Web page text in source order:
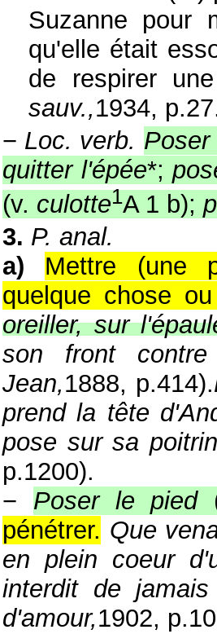
Suzanne pour
qu'elle était
de respirer
sauv.,1934,
− Loc. verb. Poser
quitter l'épée*;
(v. culotte1A 1 b);
3. P. anal.
a)
Mettre (une
quelque chose
oreiller, sur
son front
Jean,1888, p.414).
prend la tête
pose sur sa
p.1200).
− Poser le pied
pénétrer. Que
en plein coeur
interdit de
d'amour,1902,